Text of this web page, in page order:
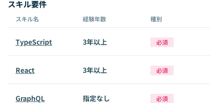
スキル要件
スキル名 経験年数 種別
TypeScript 3年以上 必須
React 3年以上 必須
GraphQL 指定なし 必須